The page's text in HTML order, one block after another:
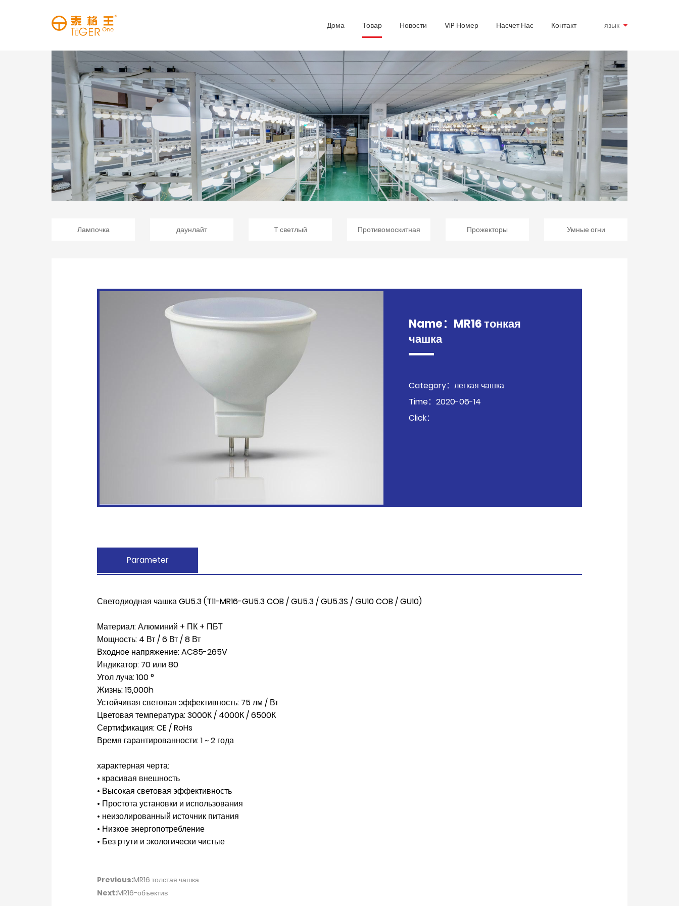
язык
Дома Товар Новости VIP Номер Насчет Нас Контакт
Лампочка даунлайт T светлый Противомоскитная Прожекторы Умные огни
Name：MR16 тонкая
чашка
Category：легкая чашка
Time：2020-06-14
Click：
Parameter
Светодиодная чашка GU5.3 (T11-MR16-GU5.3 COB / GU5.3 / GU5.3S / GU10 COB / GU10)
Материал: Алюминий + ПК + ПБТ
Мощность: 4 Вт / 6 Вт / 8 Вт
Входное напряжение: AC85-265V
Индикатор: 70 или 80
Угол луча: 100 °
Жизнь: 15,000h
Устойчивая световая эффективность: 75 лм / Вт
Цветовая температура: 3000К / 4000К / 6500К
Сертификация: CE / RoHs
Время гарантированности: 1 ~ 2 года
характерная черта:
• красивая внешность
• Высокая световая эффективность
• Простота установки и использования
• неизолированный источник питания
• Низкое энергопотребление
• Без ртути и экологически чистые
Previous:MR16 толстая чашка
Next:MR16-объектив